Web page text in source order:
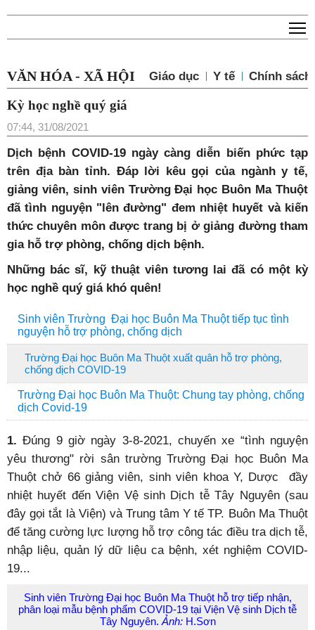
VĂN HÓA - XÃ HỘI Giáo dục Y tế Chính sách
Kỳ học nghề quý giá
07:44, 31/08/2021
Dịch bệnh COVID-19 ngày càng diễn biến phức tạp
trên địa bàn tỉnh. Đáp lời kêu gọi của ngành y tế,
giảng viên, sinh viên Trường Đại học Buôn Ma Thuột
đã tình nguyện "lên đường" đem nhiệt huyết và kiến
thức chuyên môn được trang bị ở giảng đường tham
gia hỗ trợ phòng, chống dịch bệnh.
Những bác sĩ, kỹ thuật viên tương lai đã có một kỳ
học nghề quý giá khó quên!
Sinh viên Trường Đại học Buôn Ma Thuột tiếp tục tình
nguyện hỗ trợ phòng, chống dịch
Trường Đại học Buôn Ma Thuột xuất quân hỗ trợ phòng,
chống dịch COVID-19
Trường Đại học Buôn Ma Thuột: Chung tay phòng, chống
dịch Covid-19
1.Đúng 9 giờ ngày 3-8-2021, chuyến xe “tình nguyện
yêu thương" rời sân trường Trường Đại học Buôn Ma
Thuột chở 66 giảng viên, sinh viên khoa Y, Dược đầy
nhiệt huyết đến Viện Vệ sinh Dịch tễ Tây Nguyên (sau
đây gọi tắt là Viện) và Trung tâm Y tế TP. Buôn Ma Thuột
để tăng cường lực lượng hỗ trợ công tác điều tra dịch tễ,
nhập liệu, quản lý dữ liệu ca bệnh, xét nghiệm COVID-
19...
Sinh viên Trường Đại học Buôn Ma Thuột hỗ trợ tiếp nhận,
phân loại mẫu bệnh phẩm COVID-19 tại Viện Vệ sinh Dịch tễ
Tây Nguyên. Ảnh:H.Sơn